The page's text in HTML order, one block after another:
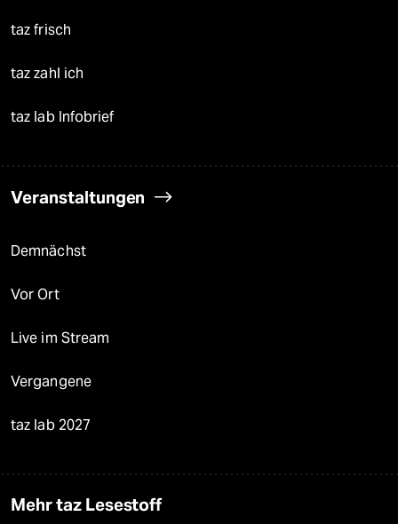
taz frisch
taz zahl ich
taz lab Infobrief
Veranstaltungen
Demnächst
Vor Ort
Live im Stream
Vergangene
taz lab 2027
Mehr taz Lesestoff